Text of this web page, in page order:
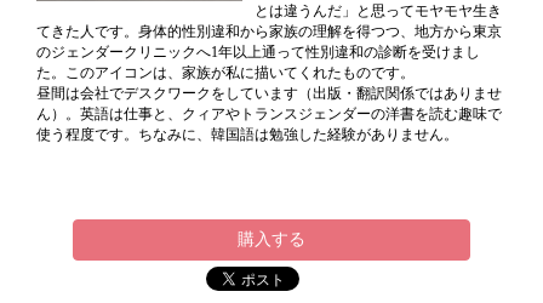
とは違うんだ」と思ってモヤモヤ生き
てきた人です。身体的性別違和から家族の理解を得つつ、地方から東京
のジェンダークリニックへ1年以上通って性別違和の診断を受けまし
た。このアイコンは、家族が私に描いてくれたものです。
昼間は会社でデスクワークをしています（出版・翻訳関係ではありませ
ん）。英語は仕事と、クィアやトランスジェンダーの洋書を読む趣味で
使う程度です。ちなみに、韓国語は勉強した経験がありません。
購入する